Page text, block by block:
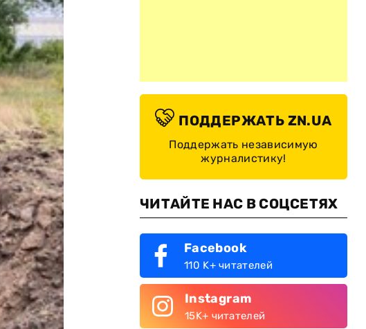
ПОДДЕРЖАТЬ ZN.UA
Поддержать независимую
журналистику!
ЧИТАЙТЕ НАС В СОЦСЕТЯХ
Facebook
110 K+ читателей
Instagram
15K+ читателей